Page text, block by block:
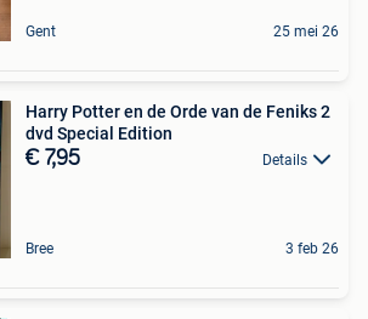
Gent 25 mei 26
Harry Potter en de Orde van de Feniks 2
dvd Special Edition
€ 7,95 Details
Bree 3 feb 26